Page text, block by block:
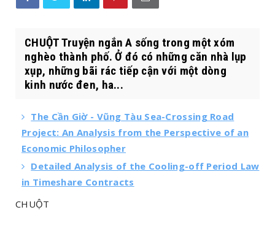
CHUỘT Truyện ngắn A sống trong một xóm
nghèo thành phố. Ở đó có những căn nhà lụp
xụp, những bãi rác tiếp cận với một dòng
kinh nước đen, ha...
The Cần Giờ - Vũng Tàu Sea-Crossing Road
Project: An Analysis from the Perspective of an
Economic Philosopher
Detailed Analysis of the Cooling-off Period Law
in Timeshare Contracts
CHUỘT